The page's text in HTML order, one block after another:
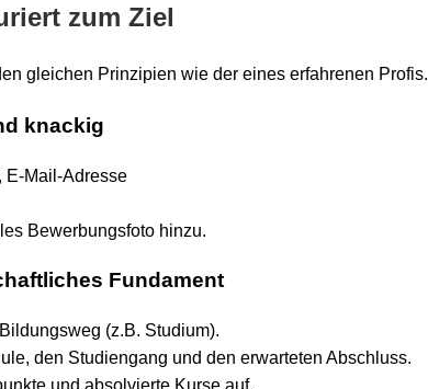
zum Ziel
gleichen Prinzipien wie der eines erfahrenen Profis.
knackig
E-Mail-Adresse
Bewerbungsfoto hinzu.
Fundament
(z.B. Studium).
den Studiengang und den erwarteten Abschluss.
und absolvierte Kurse auf.